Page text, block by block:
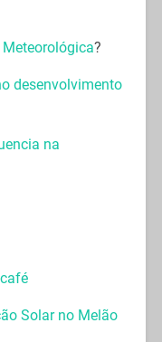
?
desenvolvimento
na
Solar no Melão